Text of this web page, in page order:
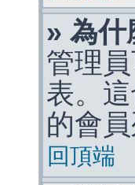
» 為什
管理
表。
的會
回頂端